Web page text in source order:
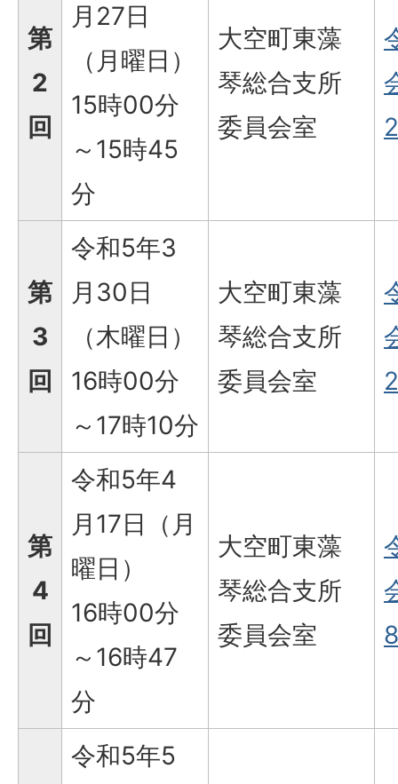
第
2
回
月27日
（月曜日）
15時00分
～15時45
分
大空町東藻
琴総合支所
委員会室
第
3
回
令和5年3
月30日
（木曜日）
16時00分
～17時10分
大空町東藻
琴総合支所
委員会室
第
4
回
令和5年4
月17日（月
曜日）
16時00分
～16時47
分
大空町東藻
琴総合支所
委員会室
令和5年5